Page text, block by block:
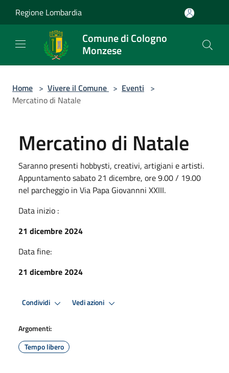
Regione Lombardia
Comune di Cologno
Monzese
Home > Vivere il Comune > Eventi >
Mercatino di Natale
Mercatino di Natale
Saranno presenti hobbysti, creativi, artigiani e artisti.
Appuntamento sabato 21 dicembre, ore 9.00 / 19.00
nel parcheggio in Via Papa Giovannni XXIII.
Data inizio :
21 dicembre 2024
Data fine:
21 dicembre 2024
Condividi Vedi azioni
Argomenti:
Tempo libero